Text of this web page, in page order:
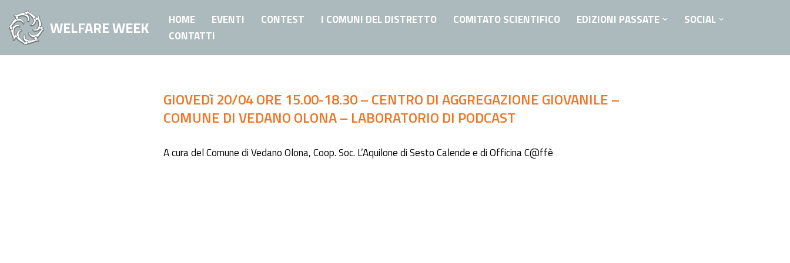
Vai
WELFARE WEEK HOME EVENTI CONTEST I COMUNI DEL DISTRETTO COMITATO SCIENTIFICO EDIZIONI PASSATE
SOCIAL
CONTATTI
GIOVEDì 20/04 ORE 15.00-18.30 – CENTRO DI AGGREGAZIONE GIOVANILE –
COMUNE DI VEDANO OLONA – LABORATORIO DI PODCAST
A cura del Comune di Vedano Olona, Coop. Soc. L’Aquilone di Sesto Calende e di Officina C@ffè